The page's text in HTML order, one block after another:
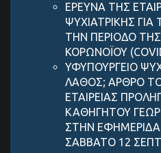
ΕΡΕΥΝΑ ΤΗΣ
ΨΥΧΙΑΤΡΙΚΗΣ
ΤΗΝ ΠΕΡΙΟΔΟ
ΚΟΡΩΝΟΪΟΥ
ΥΦΥΠΟΥΡΓΕΙΟ
ΛΑΘΟΣ; ΑΡΘΡΟ
ΕΤΑΙΡΕΙΑΣ
ΚΑΘΗΓΗΤΟΥ
ΣΤΗΝ
ΣΑΒΒΑΤΟ 12